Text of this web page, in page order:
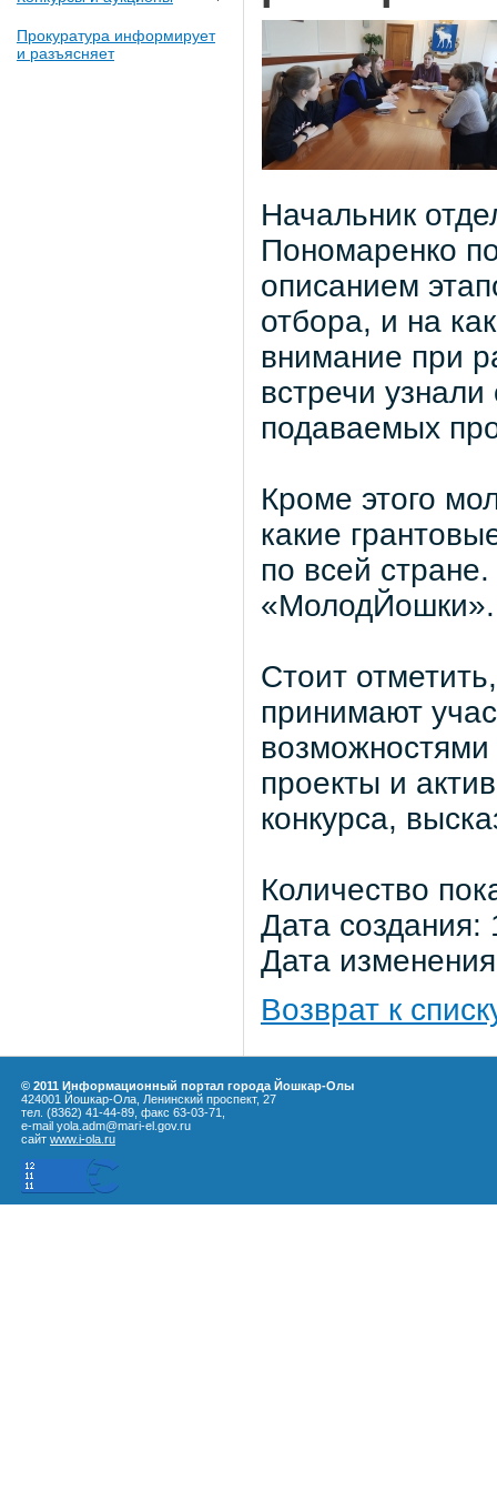
Прокуратура информирует
и разъясняет
Начальник
Пономаренко
описанием
отбора, и на
внимание при
встречи
подаваемых
Кроме этого
какие
по всей
«МолодЙошки».
Стоит
принимают
проекты и
конкурса,
Количество
Дата
Дата
Возврат к
© 2011 Информационный портал города Йошкар-Олы
424001 Йошкар-Ола, Ленинский проспект, 27
тел. (8362) 41-44-89, факс 63-03-71,
e-mail yola.adm@mari-el.gov.ru
сайт www.i-ola.ru